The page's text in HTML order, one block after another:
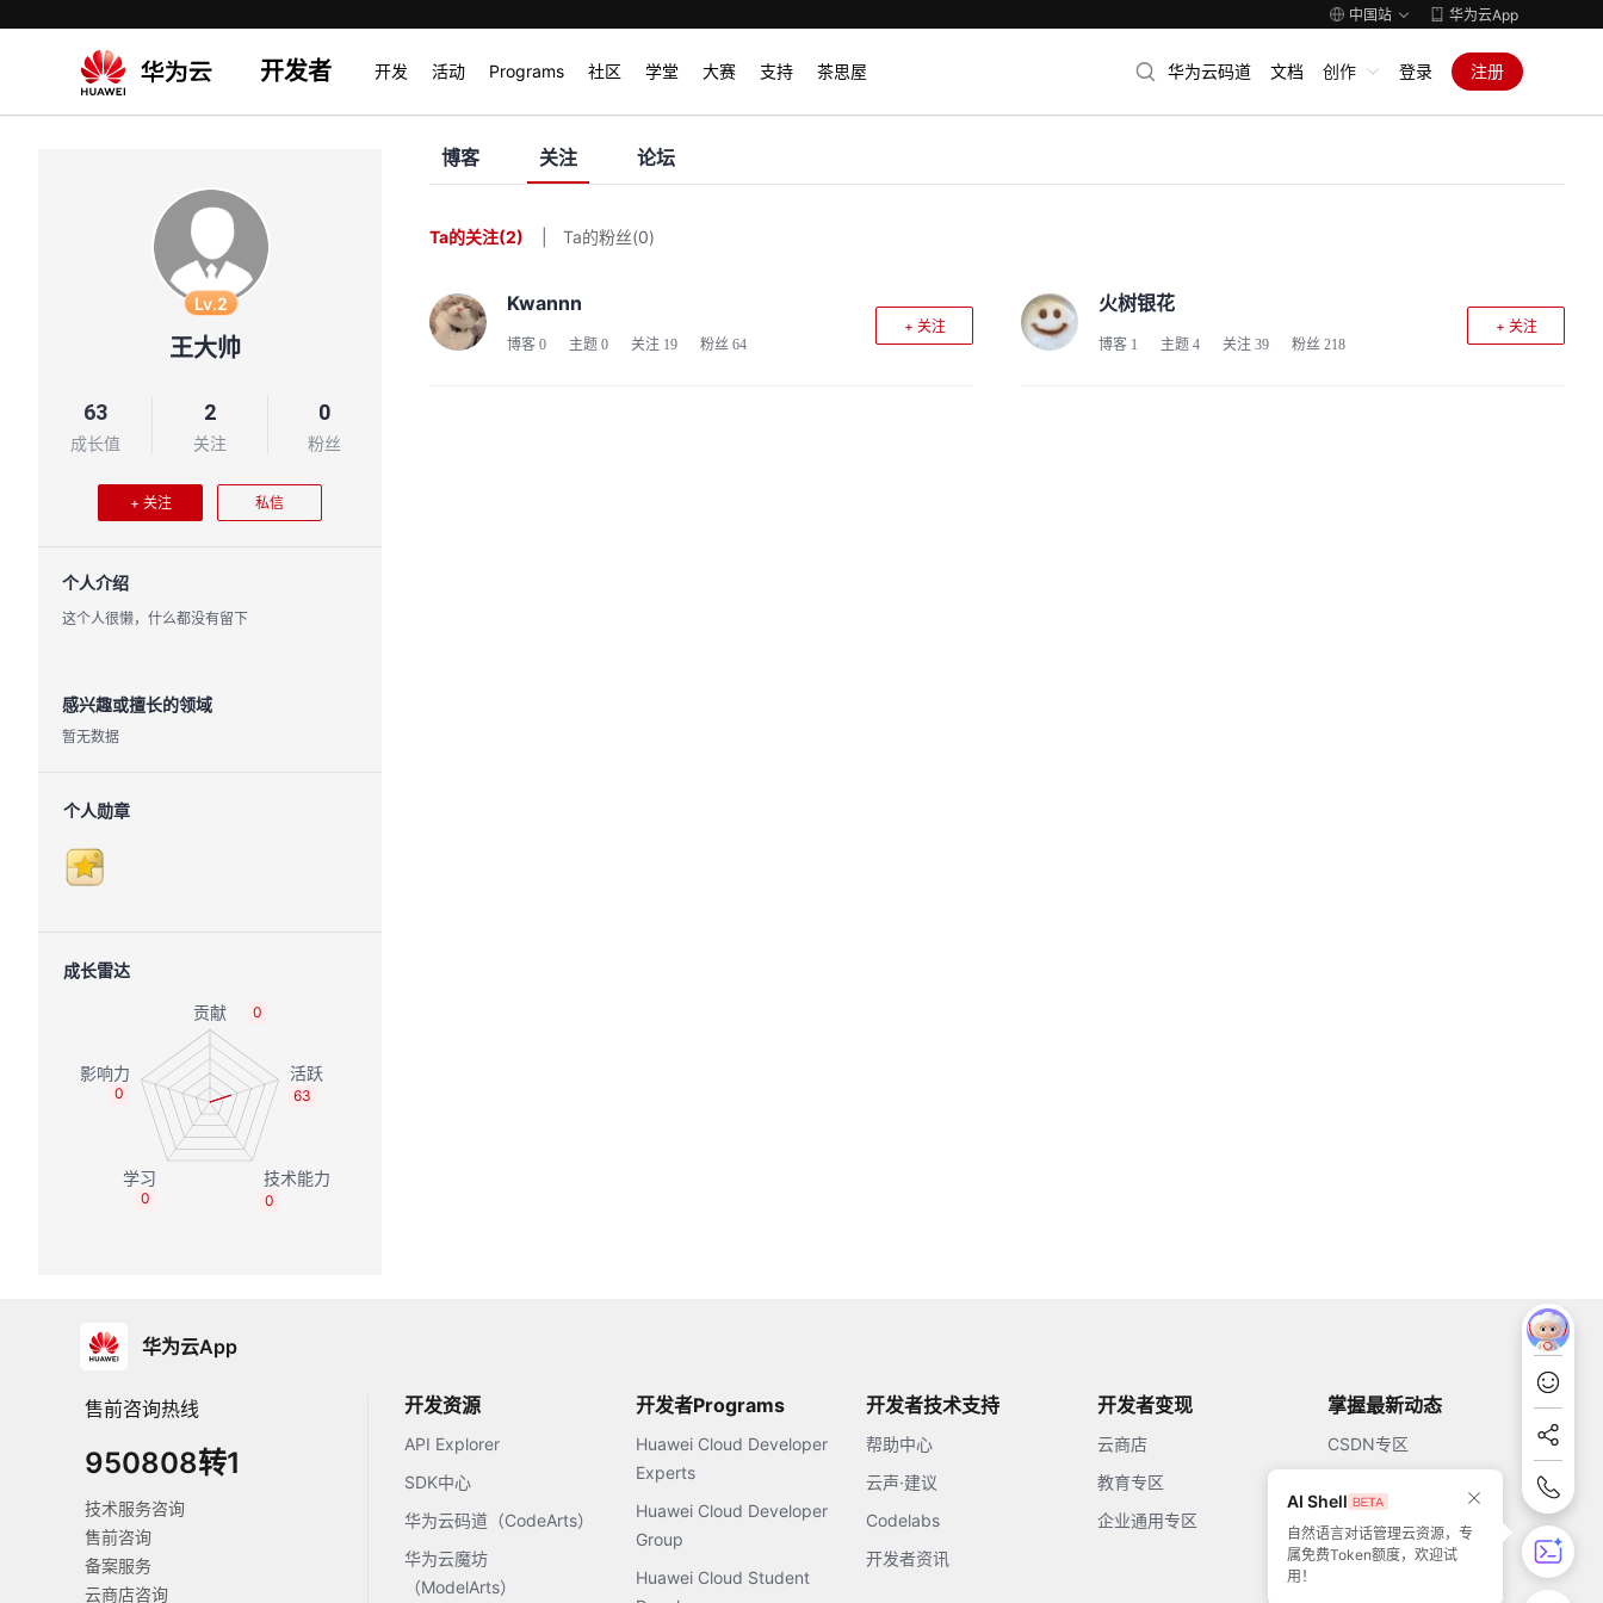
中国站 华为云App
开发者 开发 活动 Programs 社区 学堂 大赛 支持 茶思屋 华为云码道 文档 创作 登录 注册
Lv.2
王大帅
63
成长值
2
关注
0
粉丝
+ 关注 私信
个人介绍
这个人很懒，什么都没有留下
感兴趣或擅长的领域
暂无数据
个人勋章
成长雷达
0
63
0
0
0
博客 关注 论坛
Ta的关注(2) Ta的粉丝(0)
Kwannn
博客 0 主题 0 关注 19 粉丝 64
+ 关注
火树银花
博客 1 主题 4 关注 39 粉丝 218
+ 关注
华为云App
售前咨询热线
950808转1
技术服务咨询
售前咨询
备案服务
云商店咨询
开发资源
API Explorer
SDK中心
华为云码道（CodeArts）
华为云魔坊
（ModelArts）
开发者Programs
Huawei Cloud Developer
Experts
Huawei Cloud Developer
Group
Huawei Cloud Student
开发者技术支持
帮助中心
云声·建议
Codelabs
开发者资讯
开发者变现
云商店
教育专区
企业通用专区
掌握最新动态
CSDN专区
51CTO
AI Shell
自然语言对话管理云资源，专
属免费Token额度，欢迎试
用！